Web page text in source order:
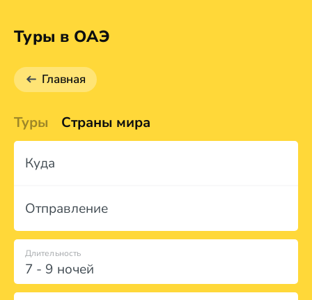
Туры в ОАЭ
Главная
Туры Страны мира
Куда
Отправление
7 - 9 ночей
Длительность